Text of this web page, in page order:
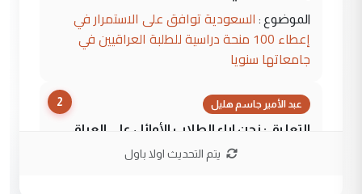
الموضوع : السعودية توافق على الاستمرار في
إعطاء 100 منحة دراسية للطلبة العراقيين في
جامعاتها سنويا
2 عبد الأمير جاسم هليل
التعليق : نحن اباء الطلاب الأوائل على العراق
نتشرف بلقاء السيد احمد الصافي في العتبات
يتم التحديث اولا باول